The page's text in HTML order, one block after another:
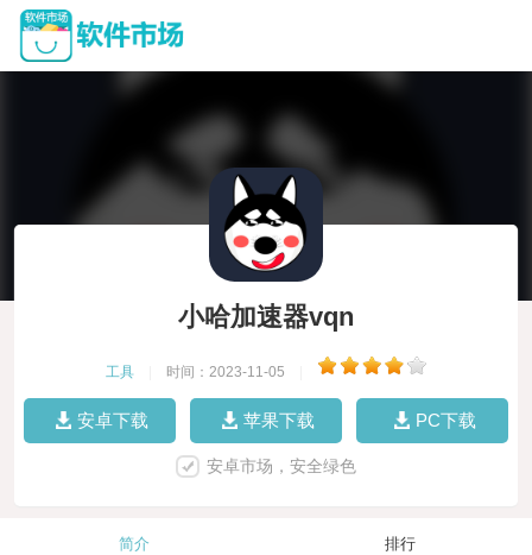
小哈加速器vqn
工具 时间：2023-11-05
安卓下载 苹果下载 PC下载
安卓市场，安全绿色
简介 排行